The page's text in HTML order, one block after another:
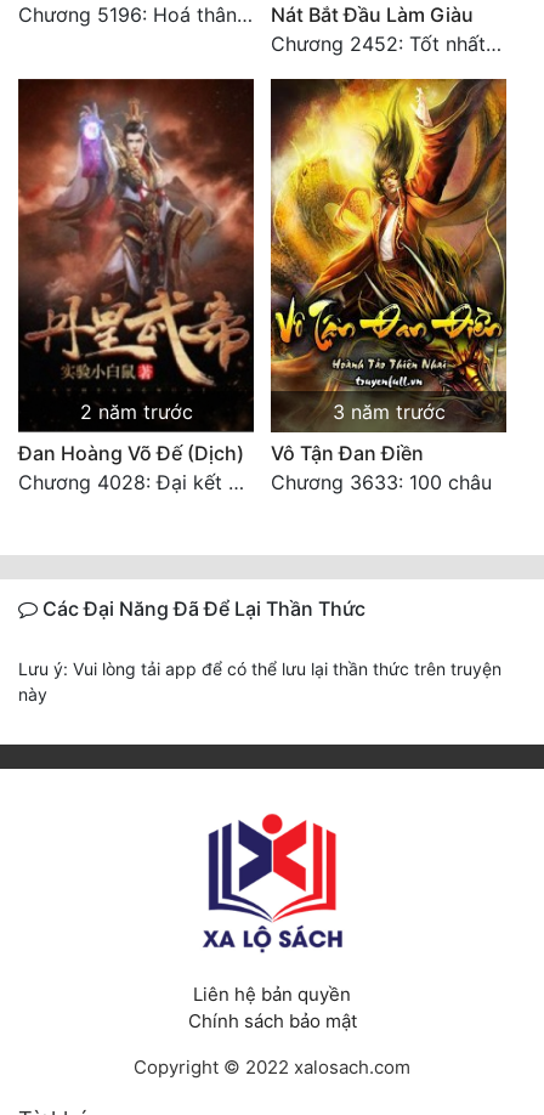
Chương 5196: Hoá thân hắc ám
Nát Bắt Đầu Làm Giàu
Chương 2452: Tốt nhất tất cả
2 năm trước
Đan Hoàng Võ Đế (Dịch)
Chương 4028: Đại kết cục, sau này không gặp lại (2)
3 năm trước
Vô Tận Đan Điền
Chương 3633: 100 châu
Các Đại Năng Đã Để Lại Thần Thức
Lưu ý: Vui lòng tải app để có thể lưu lại thần thức trên truyện
này
Liên hệ bản quyền
Chính sách bảo mật
Copyright © 2022 xalosach.com